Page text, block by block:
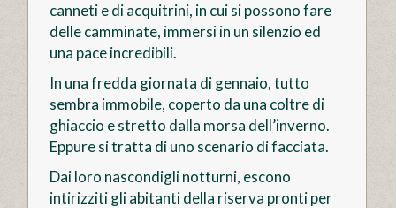
canneti e di acquitrini, in cui si possono fare
delle camminate, immersi in un silenzio ed
una pace incredibili.
In una fredda giornata di gennaio, tutto
sembra immobile, coperto da una coltre di
ghiaccio e stretto dalla morsa dell’inverno.
Eppure si tratta di uno scenario di facciata.
Dai loro nascondigli notturni, escono
intirizziti gli abitanti della riserva pronti per